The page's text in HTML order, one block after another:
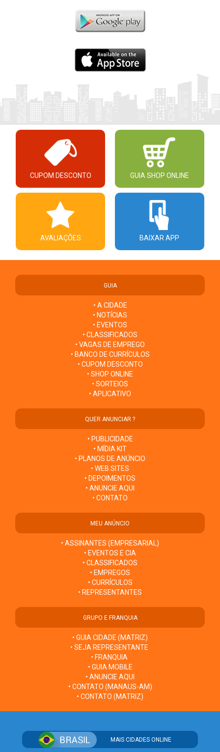
CUPOM DESCONTO GUIA SHOP ONLINE
AVALIAÇÕES BAIXAR APP
GUIA
• A CIDADE
• NOTÍCIAS
• EVENTOS
• CLASSIFICADOS
• VAGAS DE EMPREGO
• BANCO DE CURRÍCULOS
• CUPOM DESCONTO
• SHOP ONLINE
• SORTEIOS
• APLICATIVO
QUER ANUNCIAR ?
• PUBLICIDADE
• MÍDIA KIT
• PLANOS DE ANÚNCIO
• WEB SITES
• DEPOIMENTOS
• ANUNCIE AQUI
• CONTATO
MEU ANÚNCIO
• ASSINANTES (EMPRESARIAL)
• EVENTOS E CIA
• CLASSIFICADOS
• EMPREGOS
• CURRÍCULOS
• REPRESENTANTES
GRUPO E FRANQUIA
• GUIA CIDADE (MATRIZ)
• SEJA REPRESENTANTE
• FRANQUIA
• GUIA MOBILE
• ANUNCIE AQUI
• CONTATO (MANAUS-AM)
• CONTATO (MATRIZ)
MAIS CIDADES ONLINE